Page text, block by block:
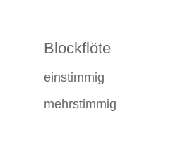
Blockflöte
einstimmig
mehrstimmig